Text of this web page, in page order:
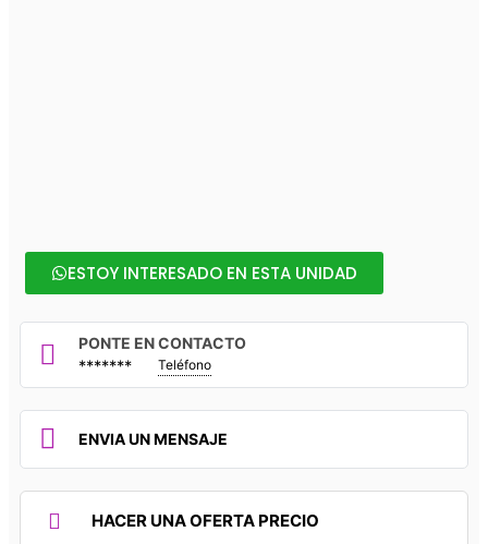
ESTOY INTERESADO EN ESTA UNIDAD
PONTE EN CONTACTO
******* Teléfono
ENVIA UN MENSAJE
HACER UNA OFERTA PRECIO